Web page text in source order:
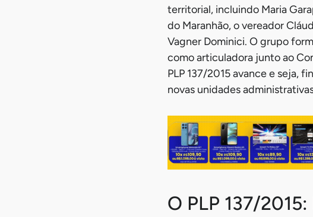
territorial, incluindo Maria
do Maranhão, o vereador
Vagner Dominici. O grupo
como articuladora junto ao
PLP 137/2015 avance e seja,
novas unidades
O PLP 137/